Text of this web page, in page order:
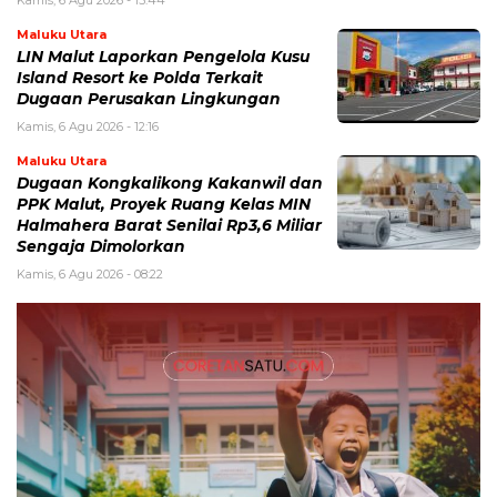
Maluku Utara
LIN Malut Laporkan Pengelola Kusu
Island Resort ke Polda Terkait
Dugaan Perusakan Lingkungan
Kamis, 6 Agu 2026 - 12:16
Maluku Utara
Dugaan Kongkalikong Kakanwil dan
PPK Malut, Proyek Ruang Kelas MIN
Halmahera Barat Senilai Rp3,6 Miliar
Sengaja Dimolorkan
Kamis, 6 Agu 2026 - 08:22